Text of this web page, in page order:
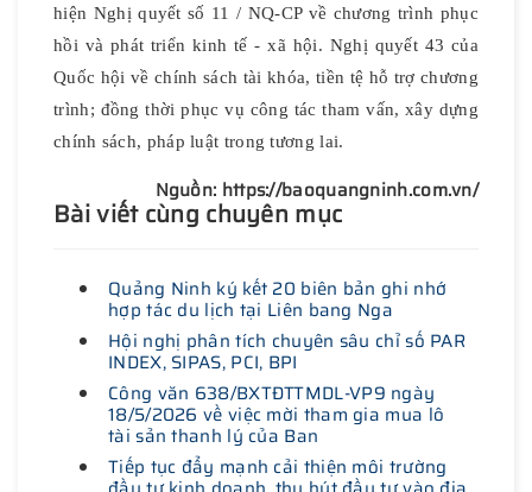
hiện Nghị quyết số 11 / NQ-CP về chương trình phục
hồi và phát triển kinh tế - xã hội. Nghị quyết 43 của
Quốc hội về chính sách tài khóa, tiền tệ hỗ trợ chương
trình; đồng thời phục vụ công tác tham vấn, xây dựng
chính sách, pháp luật trong tương lai.
Nguồn: https://baoquangninh.com.vn/
Bài viết cùng chuyên mục
Quảng Ninh ký kết 20 biên bản ghi nhớ
hợp tác du lịch tại Liên bang Nga
Hội nghị phân tích chuyên sâu chỉ số PAR
INDEX, SIPAS, PCI, BPI
Công văn 638/BXTĐTTMDL-VP9 ngày
18/5/2026 về việc mời tham gia mua lô
tài sản thanh lý của Ban
Tiếp tục đẩy mạnh cải thiện môi trường